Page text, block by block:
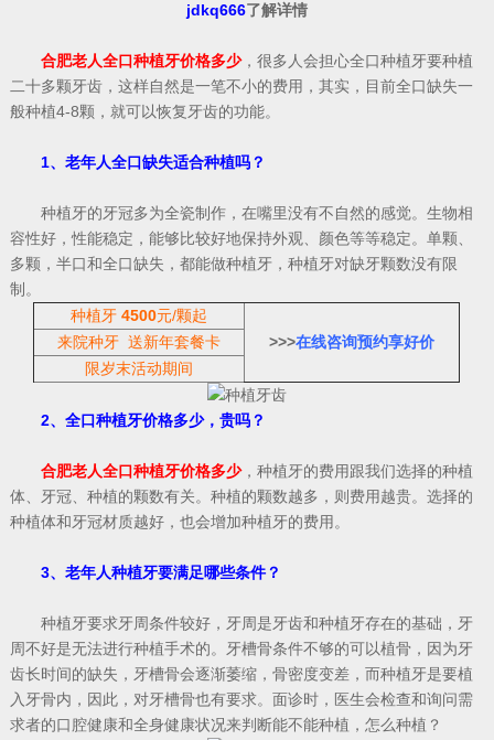
jdkq666了解详情
合肥老人全口种植牙价格多少，很多人会担心全口种植牙要种植
二十多颗牙齿，这样自然是一笔不小的费用，其实，目前全口缺失一
般种植4-8颗，就可以恢复牙齿的功能。
1、老年人全口缺失适合种植吗？
种植牙的牙冠多为全瓷制作，在嘴里没有不自然的感觉。生物相
容性好，性能稳定，能够比较好地保持外观、颜色等等稳定。单颗、
多颗，半口和全口缺失，都能做种植牙，种植牙对缺牙颗数没有限
制。
种植牙4500元/颗起
>>>在线咨询预约享好价
来院种牙 送新年套餐卡
限岁末活动期间
2、全口种植牙价格多少，贵吗？
合肥老人全口种植牙价格多少，种植牙的费用跟我们选择的种植
体、牙冠、种植的颗数有关。种植的颗数越多，则费用越贵。选择的
种植体和牙冠材质越好，也会增加种植牙的费用。
3、老年人种植牙要满足哪些条件？
种植牙要求牙周条件较好，牙周是牙齿和种植牙存在的基础，牙
周不好是无法进行种植手术的。牙槽骨条件不够的可以植骨，因为牙
齿长时间的缺失，牙槽骨会逐渐萎缩，骨密度变差，而种植牙是要植
入牙骨内，因此，对牙槽骨也有要求。面诊时，医生会检查和询问需
求者的口腔健康和全身健康状况来判断能不能种植，怎么种植？